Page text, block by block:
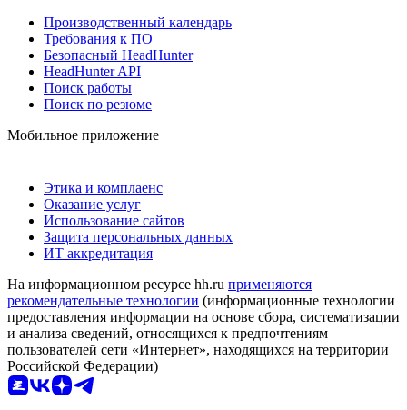
Производственный календарь
Требования к ПО
Безопасный HeadHunter
HeadHunter API
Поиск работы
Поиск по резюме
Мобильное приложение
Этика и комплаенс
Оказание услуг
Использование сайтов
Защита персональных данных
ИТ аккредитация
На информационном ресурсе hh.ru применяются
рекомендательные технологии (информационные технологии
предоставления информации на основе сбора, систематизации
и анализа сведений, относящихся к предпочтениям
пользователей сети «Интернет», находящихся на территории
Российской Федерации)